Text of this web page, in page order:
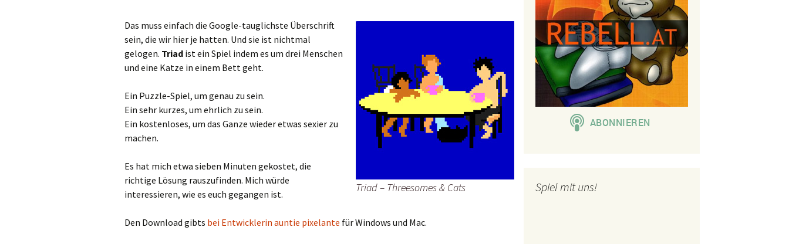
Triad – Threesomes & Cats
Das muss einfach die Google-tauglichste Überschrift
sein, die wir hier je hatten. Und sie ist nichtmal
gelogen. Triad ist ein Spiel indem es um drei Menschen
und eine Katze in einem Bett geht.
Ein Puzzle-Spiel, um genau zu sein.
Ein sehr kurzes, um ehrlich zu sein.
Ein kostenloses, um das Ganze wieder etwas sexier zu
machen.
Es hat mich etwa sieben Minuten gekostet, die
richtige Lösung rauszufinden. Mich würde
interessieren, wie es euch gegangen ist.
Den Download gibts bei Entwicklerin auntie pixelante für Windows und Mac.
Spiel mit uns!